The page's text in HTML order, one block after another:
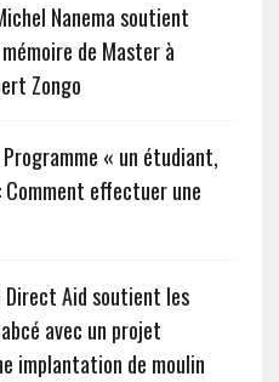
Nanema soutient
de Master à
Zongo
Programme « un étudiant,
effectuer une
Direct Aid soutient les
avec un projet
implantation de moulin